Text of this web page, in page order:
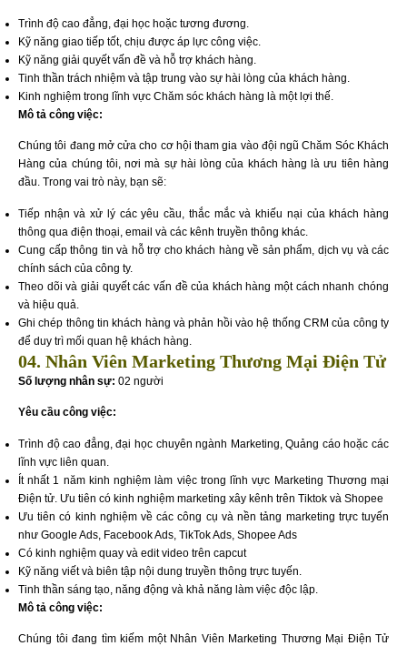
Trình độ cao đẳng, đại học hoặc tương đương.
Kỹ năng giao tiếp tốt, chịu được áp lực công việc.
Kỹ năng giải quyết vấn đề và hỗ trợ khách hàng.
Tinh thần trách nhiệm và tập trung vào sự hài lòng của khách hàng.
Kinh nghiệm trong lĩnh vực Chăm sóc khách hàng là một lợi thế.
Mô tả công việc:
Chúng tôi đang mở cửa cho cơ hội tham gia vào đội ngũ Chăm Sóc Khách
Hàng của chúng tôi, nơi mà sự hài lòng của khách hàng là ưu tiên hàng
đầu. Trong vai trò này, bạn sẽ:
Tiếp nhận và xử lý các yêu cầu, thắc mắc và khiếu nại của khách hàng
thông qua điện thoại, email và các kênh truyền thông khác.
Cung cấp thông tin và hỗ trợ cho khách hàng về sản phẩm, dịch vụ và các
chính sách của công ty.
Theo dõi và giải quyết các vấn đề của khách hàng một cách nhanh chóng
và hiệu quả.
Ghi chép thông tin khách hàng và phản hồi vào hệ thống CRM của công ty
để duy trì mối quan hệ khách hàng.
04. Nhân Viên Marketing Thương Mại Điện Tử
Số lượng nhân sự: 02 người
Yêu cầu công việc:
Trình độ cao đẳng, đại học chuyên ngành Marketing, Quảng cáo hoặc các
lĩnh vực liên quan.
Ít nhất 1 năm kinh nghiệm làm việc trong lĩnh vực Marketing Thương mại
Điện tử. Ưu tiên có kinh nghiệm marketing xây kênh trên Tiktok và Shopee
Ưu tiên có kinh nghiệm về các công cụ và nền tảng marketing trực tuyến
như Google Ads, Facebook Ads, TikTok Ads, Shopee Ads
Có kinh nghiệm quay và edit video trên capcut
Kỹ năng viết và biên tập nội dung truyền thông trực tuyến.
Tinh thần sáng tạo, năng động và khả năng làm việc độc lập.
Mô tả công việc:
Chúng tôi đang tìm kiếm một Nhân Viên Marketing Thương Mại Điện Tử